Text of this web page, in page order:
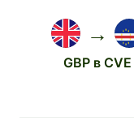
→
GBP в CVE